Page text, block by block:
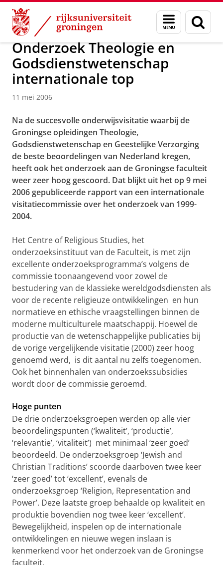
Skip
Content
Skip
Navigation
Menu
en
zoeken
Over ons Actueel Nieuws Nieuwsberichten
Onderzoek Theologie en
Godsdienstwetenschap
internationale top
11 mei 2006
Na de succesvolle onderwijsvisitatie waarbij de
Groningse opleidingen Theologie,
Godsdienstwetenschap en Geestelijke Verzorging
de beste beoordelingen van Nederland kregen,
heeft ook het onderzoek aan de Groningse faculteit
weer zeer hoog gescoord. Dat blijkt uit het op 9 mei
2006 gepubliceerde rapport van een internationale
visitatiecommissie over het onderzoek van 1999-
2004.
Het Centre of Religious Studies, het
onderzoeksinstituut van de Faculteit, is met zijn
excellente onderzoeksprogramma’s volgens de
commissie toonaangevend voor zowel de
bestudering van de klassieke wereldgodsdiensten als
voor de recente religieuze ontwikkelingen en hun
normatieve en ethische vraagstellingen binnen de
moderne multiculturele maatschappij. Hoewel de
productie van de wetenschappelijke publicaties bij
de vorige vergelijkende visitatie (2000) zeer hoog
genoemd werd, is dit aantal nu zelfs toegenomen.
Ook het binnenhalen van onderzoekssubsidies
wordt door de commissie geroemd.
Hoge punten
De drie onderzoeksgroepen werden op alle vier
beoordelingspunten (‘kwaliteit’, ‘productie’,
‘relevantie’, ‘vitaliteit’) met minimaal ‘zeer goed’
beoordeeld. De onderzoeksgroep ‘Jewish and
Christian Traditions’ scoorde daarboven twee keer
‘zeer goed’ tot ‘excellent’, evenals de
onderzoeksgroep ‘Religion, Representation and
Power’. Deze laatste groep behaalde op kwaliteit en
produktie bovendien nog twee keer ‘excellent’.
Bewegelijkheid, inspelen op de internationale
ontwikkelingen en nieuwe wegen inslaan is
kenmerkend voor het onderzoek van de Groningse
faculteit.